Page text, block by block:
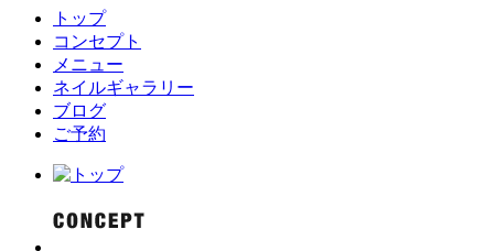
トップ
コンセプト
メニュー
ネイルギャラリー
ブログ
ご予約